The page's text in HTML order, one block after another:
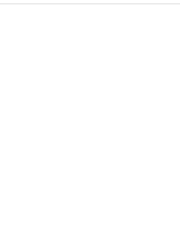
화씨, 우석훈 타이거픽쳐스